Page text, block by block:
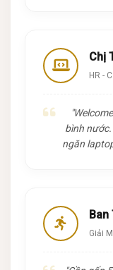
Chị
HR -
bình
ngăn
Ban
Giải